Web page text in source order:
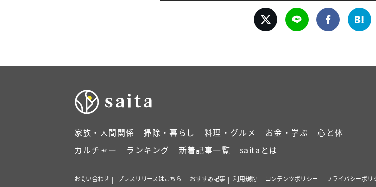
家族・人間関係 掃除・暮らし 料理・グルメ お金・学ぶ
心と体
カルチャー
ランキング 新着記事一覧 saitaとは
お問い合わせ プレスリリースはこちら おすすめ記事 利用規約 コンテンツポリシー プライバシーポリ